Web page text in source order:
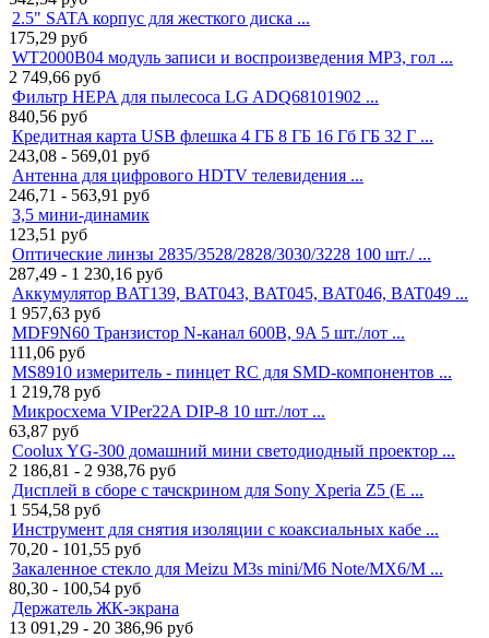
2.5" SATA корпус для жесткого диска ...
175,29 руб
WT2000B04 модуль записи и воспроизведения MP3, гол ...
2 749,66 руб
Фильтр HEPA для пылесоса LG ADQ68101902 ...
840,56 руб
Кредитная карта USB флешка 4 ГБ 8 ГБ 16 Гб ГБ 32 Г ...
243,08 - 569,01 руб
Антенна для цифрового HDTV телевидения ...
246,71 - 563,91 руб
3,5 мини-динамик
123,51 руб
Оптические линзы 2835/3528/2828/3030/3228 100 шт./ ...
287,49 - 1 230,16 руб
Аккумулятор BAT139, BAT043, BAT045, BAT046, BAT049 ...
1 957,63 руб
MDF9N60 Транзистор N-канал 600В, 9A 5 шт./лот ...
111,06 руб
MS8910 измеритель - пинцет RC для SMD-компонентов ...
1 219,78 руб
Микросхема VIPer22A DIP-8 10 шт./лот ...
63,87 руб
Coolux YG-300 домашний мини светодиодный проектор ...
2 186,81 - 2 938,76 руб
Дисплей в сборе с тачскрином для Sony Xperia Z5 (E ...
1 554,58 руб
Инструмент для снятия изоляции с коаксиальных кабе ...
70,20 - 101,55 руб
Закаленное стекло для Meizu M3s mini/M6 Note/MX6/M ...
80,30 - 100,54 руб
Держатель ЖК-экрана
13 091,29 - 20 386,96 руб